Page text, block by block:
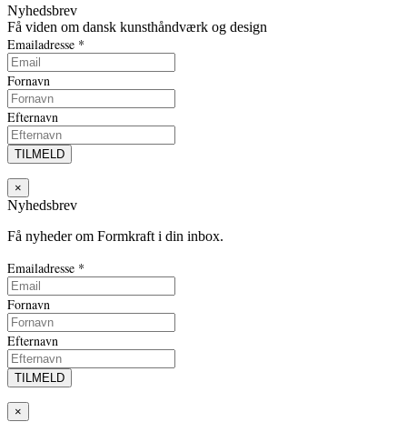
Nyhedsbrev
Få viden om dansk kunsthåndværk og design
Emailadresse *
Fornavn
Efternavn
×
Nyhedsbrev
Få nyheder om Formkraft i din inbox.
Emailadresse *
Fornavn
Efternavn
×